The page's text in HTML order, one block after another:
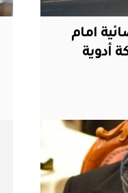
امام
أدوية